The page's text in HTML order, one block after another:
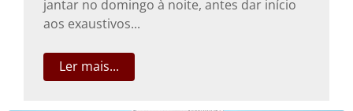
jantar no domingo à noite, antes dar início
aos exaustivos...
Ler mais...